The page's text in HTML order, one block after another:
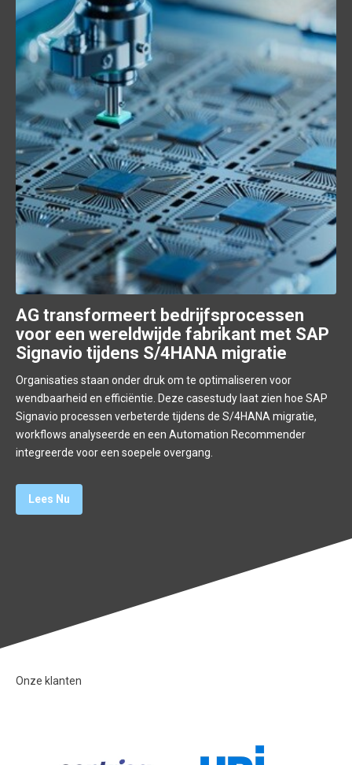
AG transformeert bedrijfsprocessen
voor een wereldwijde fabrikant met SAP
Signavio tijdens S/4HANA migratie
Organisaties staan onder druk om te optimaliseren voor
wendbaarheid en efficiëntie. Deze casestudy laat zien hoe SAP
Signavio processen verbeterde tijdens de S/4HANA migratie,
workflows analyseerde en een Automation Recommender
integreerde voor een soepele overgang.
Lees Nu
Onze klanten